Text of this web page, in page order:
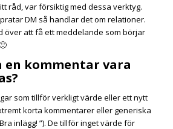
råd, var försiktig med dessa verktyg.
DM så handlar det om relationer.
över att få ett meddelande som börjar
en kommentar vara
som tillför verkligt värde eller ett nytt
korta kommentarer eller generiska
inlägg! ”). De tillför inget värde för